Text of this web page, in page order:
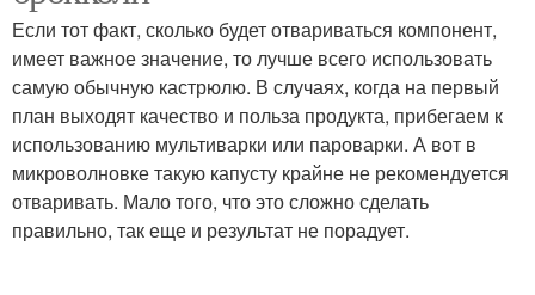
Если тот факт, сколько будет отвариваться компонент,
имеет важное значение, то лучше всего использовать
самую обычную кастрюлю. В случаях, когда на первый
план выходят качество и польза продукта, прибегаем к
использованию мультиварки или пароварки. А вот в
микроволновке такую капусту крайне не рекомендуется
отваривать. Мало того, что это сложно сделать
правильно, так еще и результат не порадует.